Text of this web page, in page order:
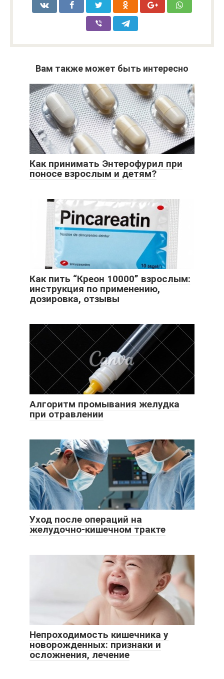
Вам также может быть интересно
Как принимать Энтерофурил при
поносе взрослым и детям?
Как пить “Креон 10000” взрослым:
инструкция по применению,
дозировка, отзывы
Алгоритм промывания желудка
при отравлении
Уход после операций на
желудочно-кишечном тракте
Непроходимость кишечника у
новорожденных: признаки и
осложнения, лечение